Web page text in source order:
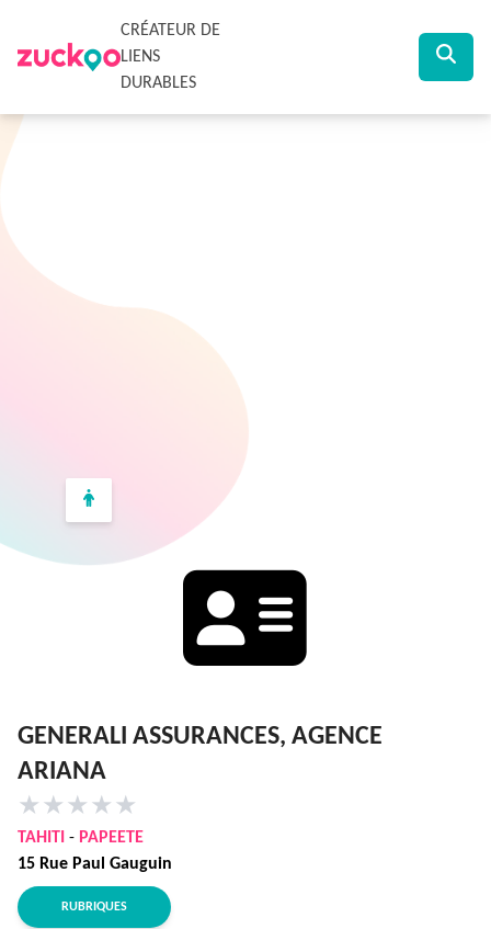
CRÉATEUR DE
LIENS
DURABLES
GENERALI ASSURANCES, AGENCE
ARIANA
★ ★ ★ ★ ★
TAHITI - PAPEETE
15 Rue Paul Gauguin
RUBRIQUES